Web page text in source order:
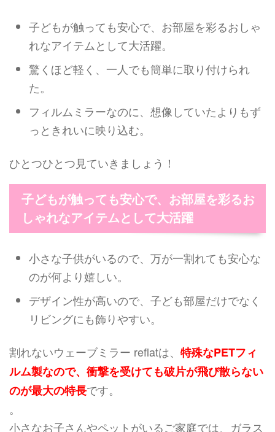
子どもが触っても安心で、お部屋を彩るおしゃ
れなアイテムとして大活躍。
驚くほど軽く、一人でも簡単に取り付けられ
た。
フィルムミラーなのに、想像していたよりもず
っときれいに映り込む。
ひとつひとつ見ていきましょう！
子どもが触っても安心で、お部屋を彩るお
しゃれなアイテムとして大活躍
小さな子供がいるので、万が一割れても安心な
のが何より嬉しい。
デザイン性が高いので、子ども部屋だけでなく
リビングにも飾りやすい。
割れないウェーブミラー reflatは、 特殊なPETフィ
ルム製なので、衝撃を受けても破片が飛び散らない
のが最大の特長です。
。
小さなお子さんやペットがいるご家庭では、ガラス